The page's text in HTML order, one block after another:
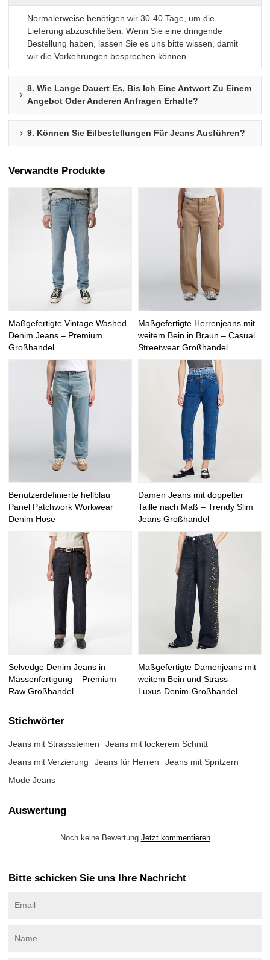
Normalerweise benötigen wir 30-40 Tage, um die
Lieferung abzuschließen. Wenn Sie eine dringende
Bestellung haben, lassen Sie es uns bitte wissen, damit
wir die Vorkehrungen besprechen können.
8. Wie Lange Dauert Es, Bis Ich Eine Antwort Zu Einem
Angebot Oder Anderen Anfragen Erhalte?
9. Können Sie Eilbestellungen Für Jeans Ausführen?
Verwandte Produkte
Maßgefertigte Vintage Washed
Denim Jeans – Premium
Großhandel
Maßgefertigte Herrenjeans mit
weitem Bein in Braun – Casual
Streetwear Großhandel
Benutzerdefinierte hellblau
Panel Patchwork Workwear
Denim Hose
Damen Jeans mit doppelter
Taille nach Maß – Trendy Slim
Jeans Großhandel
Selvedge Denim Jeans in
Massenfertigung – Premium
Raw Großhandel
Maßgefertigte Damenjeans mit
weitem Bein und Strass –
Luxus-Denim-Großhandel
Stichwörter
Jeans mit Strasssteinen
Jeans mit lockerem Schnitt
Jeans mit Verzierung
Jeans für Herren
Jeans mit Spritzern
Mode Jeans
Auswertung
Noch keine Bewertung Jetzt kommentieren
Bitte schicken Sie uns Ihre Nachricht